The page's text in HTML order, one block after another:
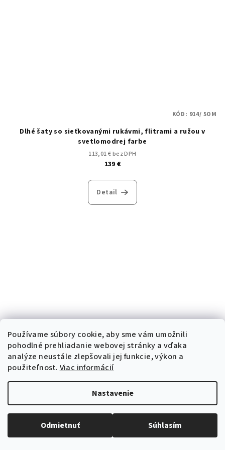
Používame súbory cookie, aby sme vám umožnili
pohodlné prehliadanie webovej stránky a vďaka
analýze neustále zlepšovali jej funkcie, výkon a
použiteľnosť. Viac informácií
Nastavenie
Odmietnuť Súhlasím
Dlhé šaty so sieťkovanými rukávmi, flitrami a ružou v
svetlomodrej farbe
113,01 € bez DPH
139 €
Detail
KÓD: 914/ 5OM